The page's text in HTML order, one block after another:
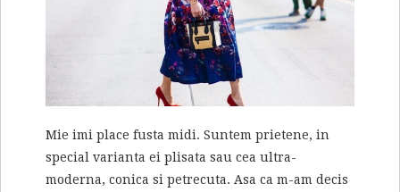
Mie imi place fusta midi. Suntem prietene, in
special varianta ei plisata sau cea ultra-
moderna, conica si petrecuta. Asa ca m-am decis